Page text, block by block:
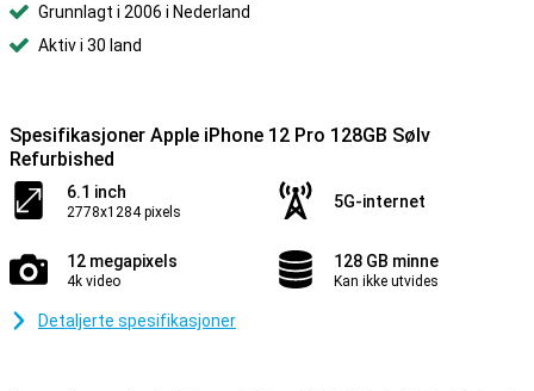
Grunnlagt i 2006 i Nederland
Aktiv i 30 land
Spesifikasjoner Apple iPhone 12 Pro 128GB Sølv
Refurbished
6.1 inch
2778x1284 pixels
5G-internet
12 megapixels
4k video
128 GB minne
Kan ikke utvides
Detaljerte spesifikasjoner